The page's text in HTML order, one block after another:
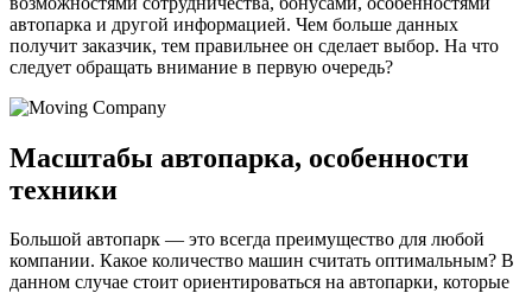
автопарка и другой информацией. Чем больше данных
получит заказчик, тем правильнее он сделает выбор. На что
следует обращать внимание в первую очередь?
Масштабы автопарка, особенности
техники
Большой автопарк — это всегда преимущество для любой
компании. Какое количество машин считать оптимальным? В
данном случае стоит ориентироваться на автопарки, которые